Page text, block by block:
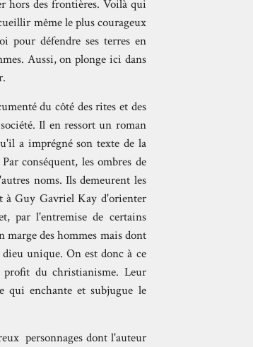
hors des frontières. Voilà qui
même le plus courageux
pour défendre ses terres en
Aussi, on plonge ici dans
du côté des rites et des
Il en ressort un roman
a imprégné son texte de la
conséquent, les ombres de
noms. Ils demeurent les
à Guy Gavriel Kay d'orienter
par l'entremise de certains
marge des hommes mais dont
unique. On est donc à ce
profit du christianisme. Leur
qui enchante et subjugue le
personnages dont l'auteur